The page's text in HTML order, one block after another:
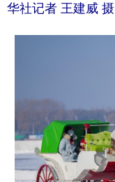
华社记者 王建威 摄